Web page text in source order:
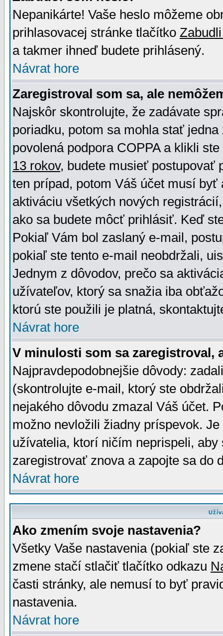
Nepanikárte! Vaše heslo môžeme
prihlasovacej stránke tlačítko
a takmer ihneď budete prihlásený.
Návrat hore
Zaregistroval som sa, ale
Najskôr skontrolujte, že zadávate
poriadku, potom sa mohla stať
povolená podpora COPPA a klikli
13 rokov, budete musieť postupovať
ten prípad, potom Váš účet musí
aktiváciu všetkých nových
ako sa budete môcť prihlásiť. Keď
Pokiaľ Vám bol zaslaný e-mail,
pokiaľ ste tento e-mail neobdržali,
Jednym z dôvodov, prečo sa
užívateľov, ktorý sa snažia iba
ktorú ste použili je platná,
Návrat hore
V minulosti som sa zaregistroval,
Najpravdepodobnejšie dôvody:
(skontrolujte e-mail, ktorý ste
nejakého dôvodu zmazal Váš účet.
možno nevložili žiadny príspevok.
užívatelia, ktorí ničím neprispeli,
zaregistrovať znova a zapojte sa do
Návrat hore
Ako zmením svoje nastavenia?
Všetky Vaše nastavenia (pokiaľ ste
zmene stačí stlačiť tlačítko odkazu
časti stránky, ale nemusí to byť
nastavenia.
Návrat hore